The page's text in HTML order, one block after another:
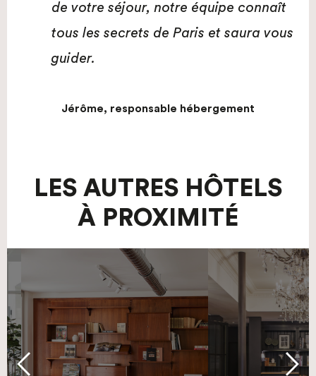
de votre séjour, notre équipe connaît
tous les secrets de Paris et saura vous
guider.
Jérôme, responsable hébergement
LES AUTRES HÔTELS
À PROXIMITÉ